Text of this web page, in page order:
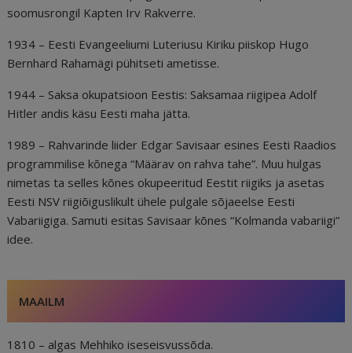
soomusrongil Kapten Irv Rakverre.
1934 – Eesti Evangeeliumi Luteriusu Kiriku piiskop Hugo
Bernhard Rahamägi pühitseti ametisse.
1944 – Saksa okupatsioon Eestis: Saksamaa riigipea Adolf
Hitler andis käsu Eesti maha jätta.
1989 – Rahvarinde liider Edgar Savisaar esines Eesti Raadios
programmilise kõnega “Määrav on rahva tahe”. Muu hulgas
nimetas ta selles kõnes okupeeritud Eestit riigiks ja asetas
Eesti NSV riigiõiguslikult ühele pulgale sõjaeelse Eesti
Vabariigiga. Samuti esitas Savisaar kõnes “Kolmanda vabariigi”
idee.
MAAILM
1810 – algas Mehhiko iseseisvussõda.